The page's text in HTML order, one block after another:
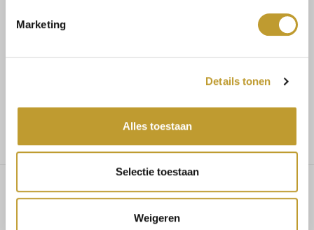
Marketing
Details tonen
Alles toestaan
Selectie toestaan
Weigeren
Gratis verzending vanaf €75,-
Beyonce dress light pink